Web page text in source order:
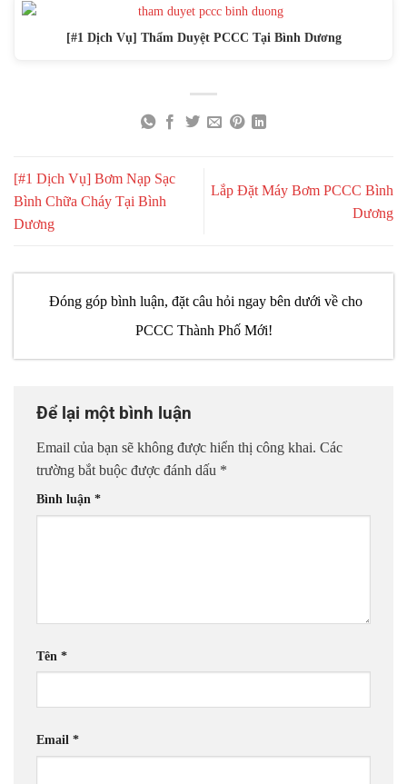
[#1 Dịch Vụ] Thẩm Duyệt PCCC Tại Bình Dương
[#1 Dịch Vụ] Bơm Nạp Sạc
Bình Chữa Cháy Tại Bình
Dương
Lắp Đặt Máy Bơm PCCC Bình
Dương
Đóng góp bình luận, đặt câu hỏi ngay bên dưới về cho
PCCC Thành Phố Mới!
Để lại một bình luận
Email của bạn sẽ không được hiển thị công khai. Các
trường bắt buộc được đánh dấu *
Bình luận *
Tên *
Email *